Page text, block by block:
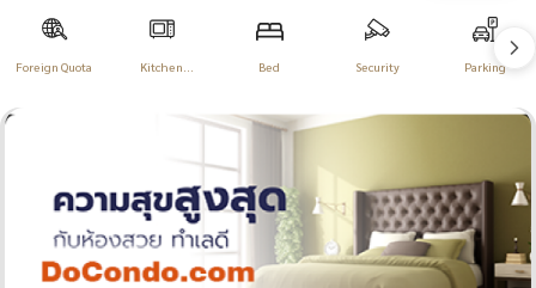
Foreign Quota Kitchen Bed Security Parking